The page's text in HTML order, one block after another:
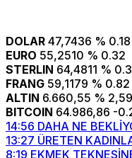
DOLAR 47,7436 % 0.18
EURO 55,2510 % 0.32
STERLIN 64,4811 %
FRANG 59,1179 % 0.82
ALTIN 6.660,55 % 2,59
BITCOIN 64.986,86 -
14:56 DAHA NE
13:27 ÜRETEN
8:19 EKMEK